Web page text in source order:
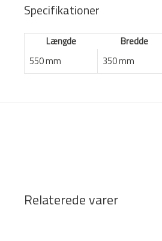
Specifikationer
Længde Bredde
550 mm
350 mm
Relaterede varer